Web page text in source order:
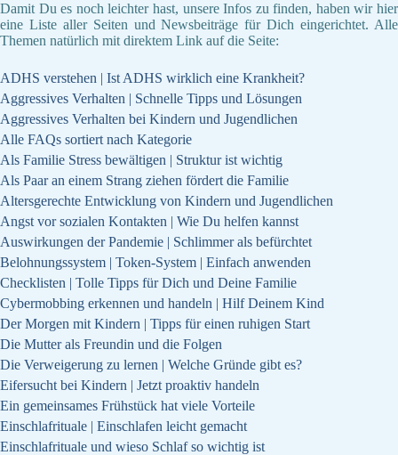
Damit Du es noch leichter hast, unsere Infos zu finden, haben wir hier
eine Liste aller Seiten und Newsbeiträge für Dich eingerichtet. Alle
Themen natürlich mit direktem Link auf die Seite:
ADHS verstehen | Ist ADHS wirklich eine Krankheit?
Aggressives Verhalten | Schnelle Tipps und Lösungen
Aggressives Verhalten bei Kindern und Jugendlichen
Alle FAQs sortiert nach Kategorie
Als Familie Stress bewältigen | Struktur ist wichtig
Als Paar an einem Strang ziehen fördert die Familie
Altersgerechte Entwicklung von Kindern und Jugendlichen
Angst vor sozialen Kontakten | Wie Du helfen kannst
Auswirkungen der Pandemie | Schlimmer als befürchtet
Belohnungssystem | Token-System | Einfach anwenden
Checklisten | Tolle Tipps für Dich und Deine Familie
Cybermobbing erkennen und handeln | Hilf Deinem Kind
Der Morgen mit Kindern | Tipps für einen ruhigen Start
Die Mutter als Freundin und die Folgen
Die Verweigerung zu lernen | Welche Gründe gibt es?
Eifersucht bei Kindern | Jetzt proaktiv handeln
Ein gemeinsames Frühstück hat viele Vorteile
Einschlafrituale | Einschlafen leicht gemacht
Einschlafrituale und wieso Schlaf so wichtig ist